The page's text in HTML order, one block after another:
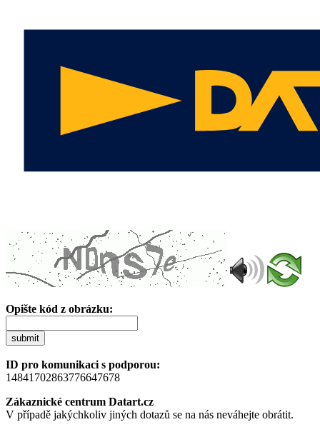
Opište kód z obrázku:
submit
ID pro komunikaci s podporou:
14841702863776647678
Zákaznické centrum Datart.cz
V případě jakýchkoliv jiných dotazů se na nás neváhejte obrátit.